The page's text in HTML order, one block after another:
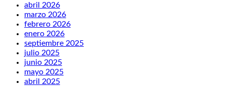
abril 2026
marzo 2026
febrero 2026
enero 2026
septiembre 2025
julio 2025
junio 2025
mayo 2025
abril 2025